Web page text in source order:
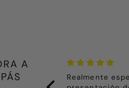
A
y delicado. La